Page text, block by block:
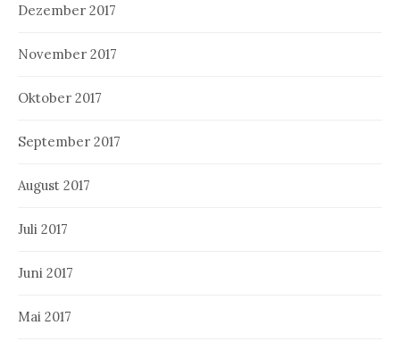
Dezember 2017
November 2017
Oktober 2017
September 2017
August 2017
Juli 2017
Juni 2017
Mai 2017